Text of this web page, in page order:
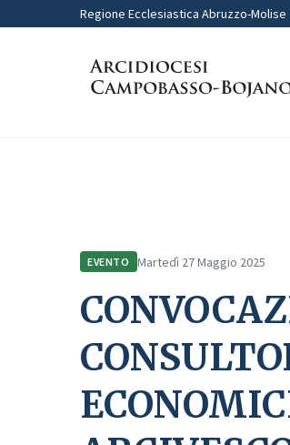
Regione Ecclesiastica Abruzzo-Molise
EVENTO Martedì 27 Maggio 2025